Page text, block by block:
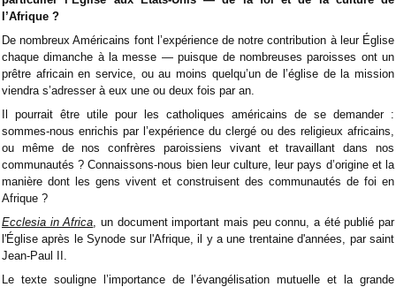
l’Afrique ?
De nombreux Américains font l’expérience de notre contribution à leur Église
chaque dimanche à la messe — puisque de nombreuses paroisses ont un
prêtre africain en service, ou au moins quelqu’un de l’église de la mission
viendra s’adresser à eux une ou deux fois par an.
Il pourrait être utile pour les catholiques américains de se demander :
sommes-nous enrichis par l’expérience du clergé ou des religieux africains,
ou même de nos confrères paroissiens vivant et travaillant dans nos
communautés ? Connaissons-nous bien leur culture, leur pays d’origine et la
manière dont les gens vivent et construisent des communautés de foi en
Afrique ?
Ecclesia in Africa, un document important mais peu connu, a été publié par
l'Église après le Synode sur l'Afrique, il y a une trentaine d'années, par saint
Jean-Paul II.
Le texte souligne l’importance de l’évangélisation mutuelle et la grande